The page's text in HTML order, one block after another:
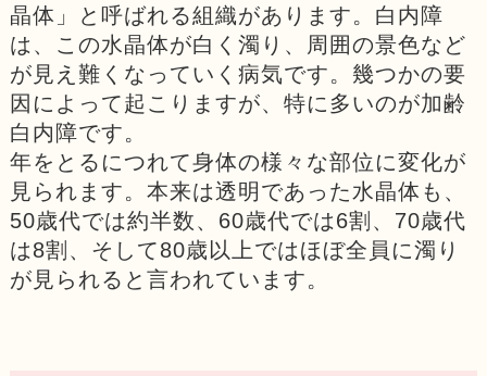
晶体」と呼ばれる組織があります。白内障
は、この水晶体が白く濁り、周囲の景色など
が見え難くなっていく病気です。幾つかの要
因によって起こりますが、特に多いのが加齢
白内障です。
年をとるにつれて身体の様々な部位に変化が
見られます。本来は透明であった水晶体も、
50歳代では約半数、60歳代では6割、70歳代
は8割、そして80歳以上ではほぼ全員に濁り
が見られると言われています。